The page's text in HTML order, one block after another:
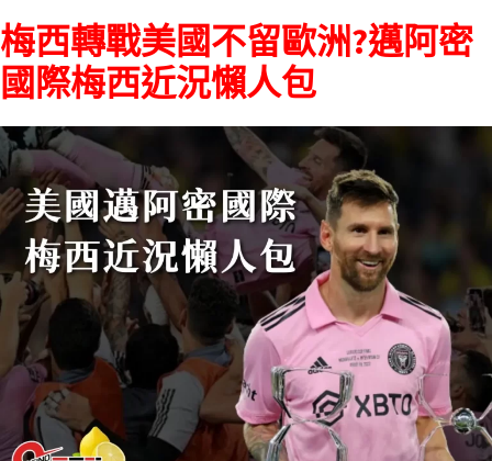
梅西轉戰美國不留歐洲?邁阿密
國際梅西近況懶人包